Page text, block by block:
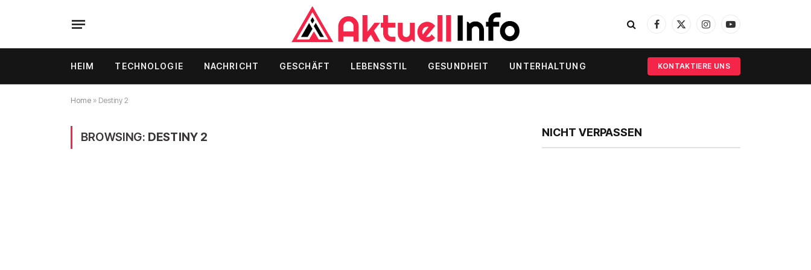
Facebook
X
InstagramYouTube
HEIM TECHNOLOGIE NACHRICHT GESCHÄFT LEBENSSTIL GESUNDHEIT UNTERHALTUNG KONTAKTIERE UNS
Home » Destiny 2
BROWSING: DESTINY 2 NICHT VERPASSEN